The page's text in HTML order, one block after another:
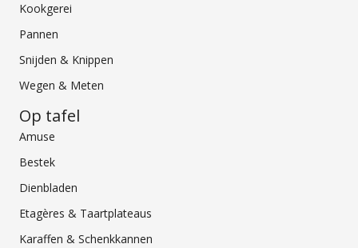
Kookgerei
Pannen
Snijden & Knippen
Wegen & Meten
Op tafel
Amuse
Bestek
Dienbladen
Etagères & Taartplateaus
Karaffen & Schenkkannen